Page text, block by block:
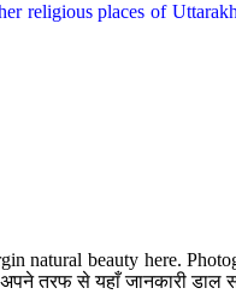
religious places of
natural beauty here.
तरफ से यहाँ जानकारी डाल